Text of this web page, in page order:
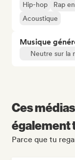
Hip-hop Rap
Acoustique
Musique
Neutre sur la
Ces
également
Parce que tu